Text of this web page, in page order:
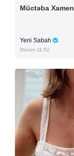
Müctəba
Yeni Sabah
Dünən 11:52